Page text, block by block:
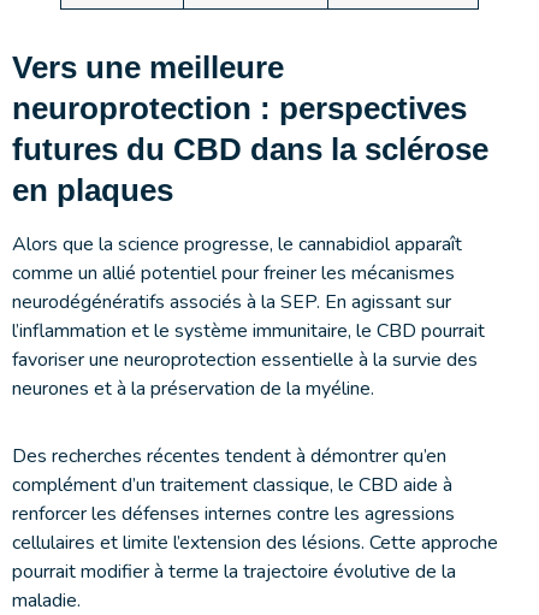
Vers une meilleure
neuroprotection : perspectives
futures du CBD dans la sclérose
en plaques
Alors que la science progresse, le cannabidiol apparaît
comme un allié potentiel pour freiner les mécanismes
neurodégénératifs associés à la SEP. En agissant sur
l’inflammation et le système immunitaire, le CBD pourrait
favoriser une neuroprotection essentielle à la survie des
neurones et à la préservation de la myéline.
Des recherches récentes tendent à démontrer qu’en
complément d’un traitement classique, le CBD aide à
renforcer les défenses internes contre les agressions
cellulaires et limite l’extension des lésions. Cette approche
pourrait modifier à terme la trajectoire évolutive de la
maladie.